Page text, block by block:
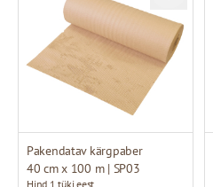
Pakendatav kärgpaber
40 cm x 100 m | SP03
Hind 1 tüki eest